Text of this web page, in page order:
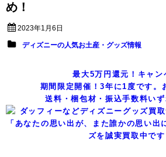
め！
2023年1月6日
ディズニーの人気お土産・グッズ情報
最大5万円還元！キャン
期間限定開催！3年に1度です。
送料・梱包材・振込手数料いず
「あなたの思い出が、また誰かの思い出
ズを誠実買取中です